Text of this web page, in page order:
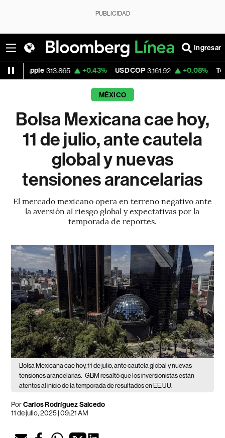
PUBLICIDAD
Ingresar
313.865 +0.43% USD COP 3,161.92 +0.08% Tesla 330.26
MÉXICO
Bolsa Mexicana cae hoy,
11 de julio, ante cautela
global y nuevas
tensiones arancelarias
El mercado mexicano opera en terreno negativo ante
la aversión al riesgo global y expectativas por la
temporada de reportes.
Bolsa Mexicana cae hoy, 11 de julio, ante cautela global y nuevas
tensiones arancelarias. GBM resaltó que los inversionistas están
atentos al inicio de la temporada de resultados en EE.UU.
PorCarlos Rodríguez Salcedo
11 de julio, 2025 | 09:21 AM